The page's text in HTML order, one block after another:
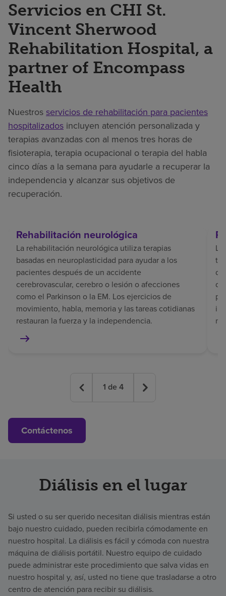
Servicios en CHI St.
Vincent Sherwood
Rehabilitation Hospital, a
partner of Encompass
Health
Nuestros servicios de rehabilitación para pacientes
hospitalizados incluyen atención personalizada y
terapias avanzadas con al menos tres horas de
fisioterapia, terapia ocupacional o terapia del habla
cinco días a la semana para ayudarle a recuperar la
independencia y alcanzar sus objetivos de
recuperación.
Rehabilitación neurológica
La rehabilitación neurológica utiliza terapias
basadas en neuroplasticidad para ayudar a los
pacientes después de un accidente
cerebrovascular, cerebro o lesión o afecciones
como el Parkinson o la EM. Los ejercicios de
movimiento, habla, memoria y las tareas cotidianas
restauran la fuerza y la independencia.
1 de 4
Contáctenos
Diálisis en el lugar
Si usted o su ser querido necesitan diálisis mientras están
bajo nuestro cuidado, pueden recibirla cómodamente en
nuestro hospital. La diálisis es fácil y cómoda con nuestra
máquina de diálisis portátil. Nuestro equipo de cuidado
puede administrar este procedimiento que salva vidas en
nuestro hospital y, así, usted no tiene que trasladarse a otro
centro de atención para recibir su diálisis.